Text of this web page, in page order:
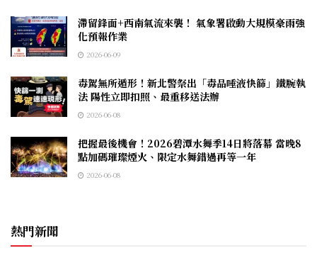
滯留鋒面+西南氣流來襲！ 氣象署啟動大規模豪雨強
化預報作業
2026-06-09
毒駕無所遁形！新北警祭出「毒品唾液快篩」鐵腕執
法 陽性立即扣照、最重移送法辦
2026-06-08
把握最後機會！2026碧潭水舞季14日將落幕 當晚8
點加碼璀璨煙火、限定水舞錯過再等一年
2026-06-08
熱門新聞